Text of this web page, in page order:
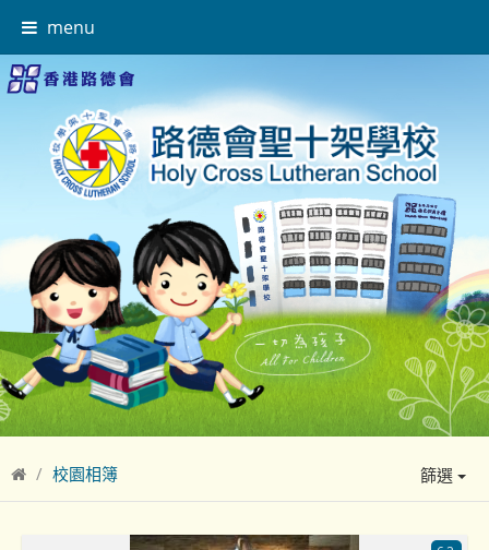
menu
校園相簿 篩選